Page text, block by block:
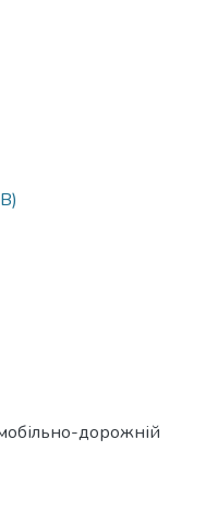
дорожній